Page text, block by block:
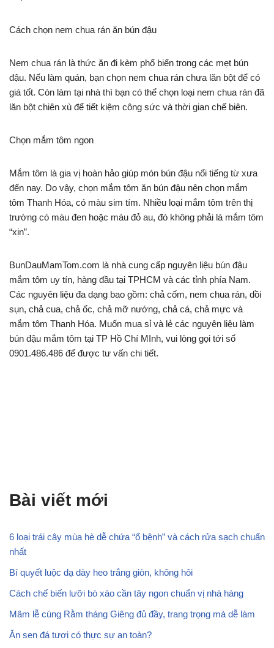
Cách chọn nem chua rán ăn bún đậu
Nem chua rán là thức ăn đi kèm phổ biến trong các mẹt bún
đậu. Nếu làm quán, bạn chọn nem chua rán chưa lăn bột để có
giá tốt. Còn làm tại nhà thì bạn có thể chọn loại nem chua rán đã
lăn bột chiên xù để tiết kiệm công sức và thời gian chế biên.
Chọn mắm tôm ngon
Mắm tôm là gia vị hoàn hảo giúp món bún đậu nổi tiếng từ xưa
đến nay. Do vậy, chọn mắm tôm ăn bún đậu nên chọn mắm
tôm Thanh Hóa, có màu sim tím. Nhiều loại mắm tôm trên thị
trường có màu đen hoặc màu đỏ au, đó không phải là mắm tôm
“xịn”.
BunDauMamTom.com là nhà cung cấp nguyên liệu bún đậu
mắm tôm uy tín, hàng đầu tại TPHCM và các tỉnh phía Nam.
Các nguyên liệu đa dạng bao gồm: chả cốm, nem chua rán, dồi
sụn, chả cua, chả ốc, chả mỡ nướng, chả cá, chả mực và
mắm tôm Thanh Hóa. Muốn mua sỉ và lẻ các nguyên liệu làm
bún đậu mắm tôm tại TP Hồ Chí MInh, vui lòng gọi tới số
0901.486.486 để được tư vấn chi tiết.
Bài viết mới
6 loại trái cây mùa hè dễ chứa “ổ bệnh” và cách rửa sạch chuẩn
nhất
Bí quyết luộc dạ dày heo trắng giòn, không hôi
Cách chế biến lưỡi bò xào cần tây ngon chuẩn vị nhà hàng
Mâm lễ cúng Rằm tháng Giêng đủ đầy, trang trọng mà dễ làm
Ăn sen đá tươi có thực sự an toàn?